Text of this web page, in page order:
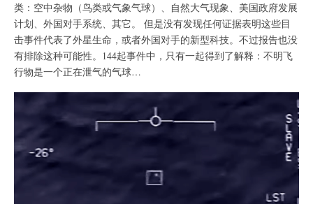
类：空中杂物（鸟类或气象气球）、自然大气现象、美国政府发展
计划、外国对手系统、其它。 但是没有发现任何证据表明这些目
击事件代表了外星生命，或者外国对手的新型科技。不过报告也没
有排除这种可能性。144起事件中，只有一起得到了解释：不明飞
行物是一个正在泄气的气球…